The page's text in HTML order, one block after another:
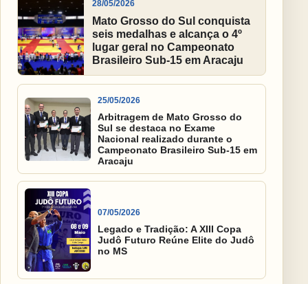
28/05/2026
Mato Grosso do Sul conquista
seis medalhas e alcança o 4º
lugar geral no Campeonato
Brasileiro Sub-15 em Aracaju
25/05/2026
Arbitragem de Mato Grosso do
Sul se destaca no Exame
Nacional realizado durante o
Campeonato Brasileiro Sub-15 em
Aracaju
07/05/2026
Legado e Tradição: A XIII Copa
Judô Futuro Reúne Elite do Judô
no MS